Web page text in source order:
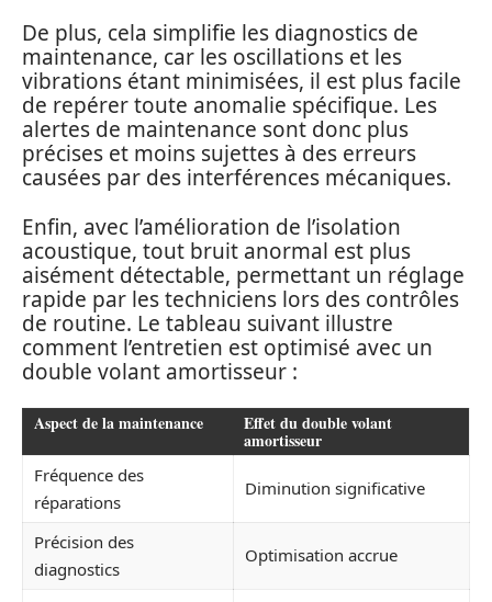
De plus, cela simplifie les diagnostics de
maintenance, car les oscillations et les
vibrations étant minimisées, il est plus facile
de repérer toute anomalie spécifique. Les
alertes de maintenance sont donc plus
précises et moins sujettes à des erreurs
causées par des interférences mécaniques.
Enfin, avec l’amélioration de l’isolation
acoustique, tout bruit anormal est plus
aisément détectable, permettant un réglage
rapide par les techniciens lors des contrôles
de routine. Le tableau suivant illustre
comment l’entretien est optimisé avec un
double volant amortisseur :
Aspect de la maintenance Effet du double volant
amortisseur
Fréquence des
réparations
Diminution significative
Précision des
diagnostics
Optimisation accrue